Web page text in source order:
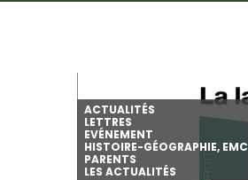
ACTUALITÉS
LETTRES
EVÉNEMENT
HISTOIRE-GÉOGRAPHIE, EMC
PARENTS
LES ACTUALITÉS